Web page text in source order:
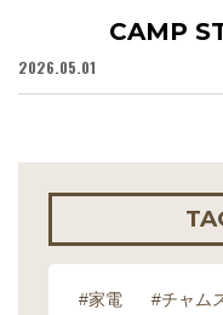
CAMP
2026.05.01
#家電 #チャム